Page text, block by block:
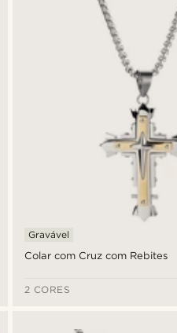
Colar com Cruz com Rebites
Gravável
2 CORES